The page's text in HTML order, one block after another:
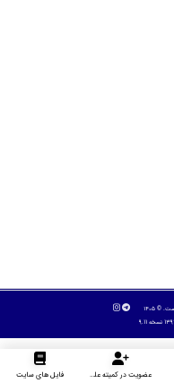
عضویت در کمیته علمی داوران فایل های سایت